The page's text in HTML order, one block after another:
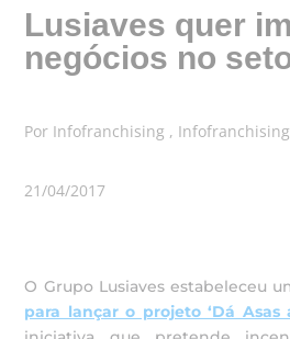
Lusiaves quer
negócios no
Por Infofranchising ,
21/04/2017
O Grupo Lusiaves estabeleceu
para lançar o projeto ‘Dá Asas